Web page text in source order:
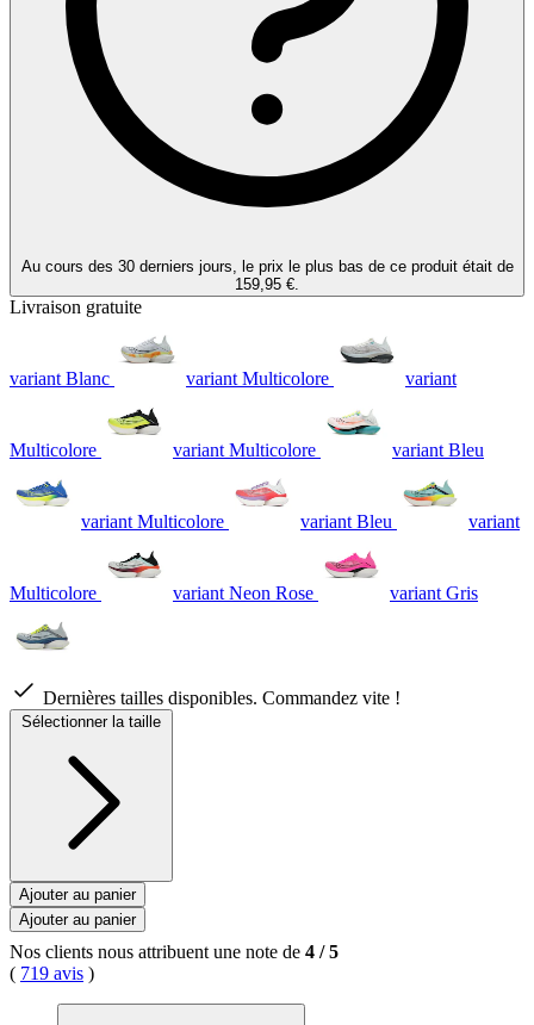
Au cours des 30 derniers jours, le prix le plus bas de ce produit était de
159,95 €.
Livraison gratuite
variant Blanc variant Multicolore variant
Multicolore variant Multicolore variant Bleu
variant Multicolore variant Bleu variant
Multicolore variant Neon Rose variant Gris
Dernières tailles disponibles. Commandez vite !
Sélectionner la taille
Ajouter au panier
Ajouter au panier
Nos clients nous attribuent une note de 4 /5
( 719 avis )